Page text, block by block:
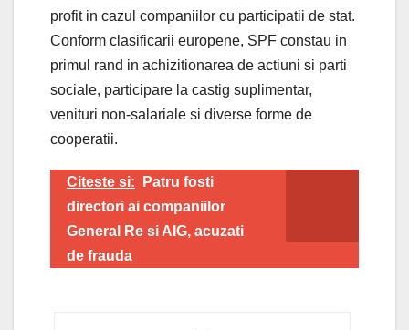
profit in cazul companiilor cu participatii de stat.
Conform clasificarii europene, SPF constau in
primul rand in achizitionarea de actiuni si parti
sociale, participare la castig suplimentar,
venituri non-salariale si diverse forme de
cooperatii.
Citeste si:
Patru fosti
directori ai companiilor
General Re si AIG, acuzati
de frauda